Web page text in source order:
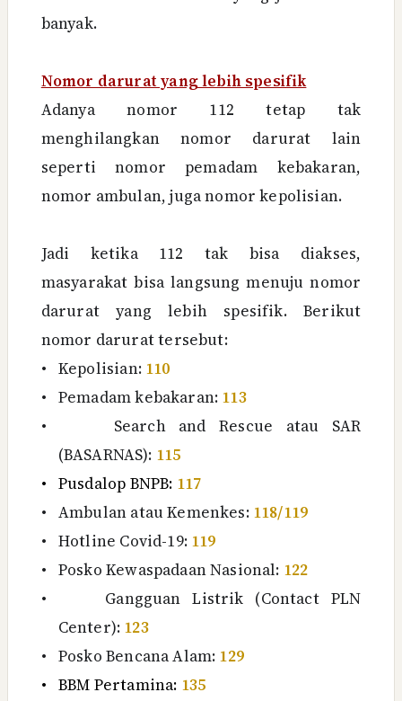
banyak.
Nomor darurat yang lebih spesifik
Adanya nomor 112 tetap tak
menghilangkan nomor darurat lain
seperti nomor pemadam kebakaran,
nomor ambulan, juga nomor kepolisian.
Jadi ketika 112 tak bisa diakses,
masyarakat bisa langsung menuju nomor
darurat yang lebih spesifik. Berikut
nomor darurat tersebut:
• Kepolisian: 110
• Pemadam kebakaran: 113
•
Search and Rescue atau SAR
(BASARNAS): 115
• Pusdalop BNPB: 117
• Ambulan atau Kemenkes: 118/119
• Hotline Covid-19: 119
• Posko Kewaspadaan Nasional: 122
•
Gangguan Listrik (Contact PLN
Center): 123
• Posko Bencana Alam: 129
• BBM Pertamina: 135